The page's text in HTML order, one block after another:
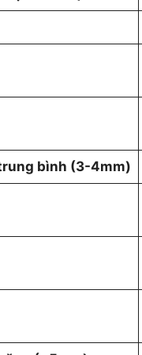
bình (3-4mm)